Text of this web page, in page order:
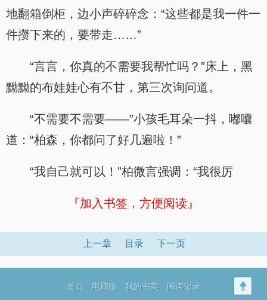
地翻箱倒柜，边小声碎碎念：“这些都是我一件一
件攒下来的，要带走……”
“言言，你真的不需要我帮忙吗？”床上，黑
黝黝的布娃娃心有不甘，第三次询问道。
“不需要不需要——”小孩毛耳朵一抖，嘟囔
道：“柏森，你都问了好几遍啦！”
“我自己就可以！”柏微言强调：“我很厉
『加入书签，方便阅读』
上一章 目录 下一页
首页 电脑版 我的书架 阅读记录